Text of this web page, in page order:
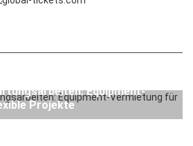
Equipment-
Projekte